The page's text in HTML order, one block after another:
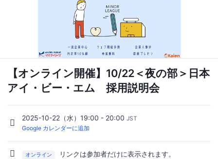
【オンライン開催】10/22＜夜の部＞日本
アイ・ビー・エム 採用説明会
2025-10-22（水）19:00 - 20:00 JST
Google カレンダーに追加
オンライン リンクは参加者だけに表示されます。